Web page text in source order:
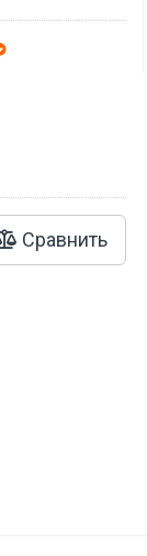
Сравнить